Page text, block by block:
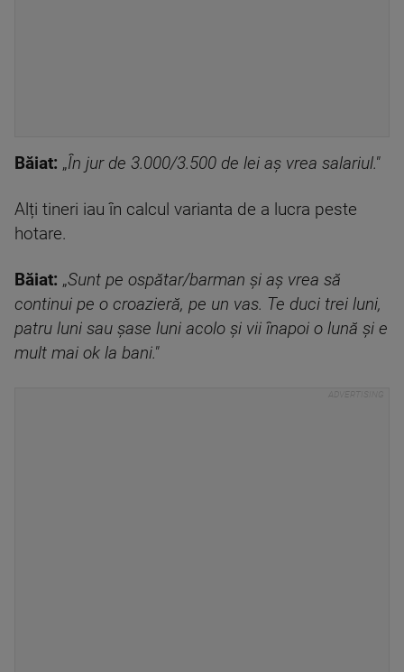
Băiat: „În jur de 3.000/3.500 de lei aș vrea salariul."
Alți tineri iau în calcul varianta de a lucra peste
hotare.
Băiat: „Sunt pe ospătar/barman și aș vrea să
continui pe o croazieră, pe un vas. Te duci trei luni,
patru luni sau șase luni acolo și vii înapoi o lună și e
mult mai ok la bani."